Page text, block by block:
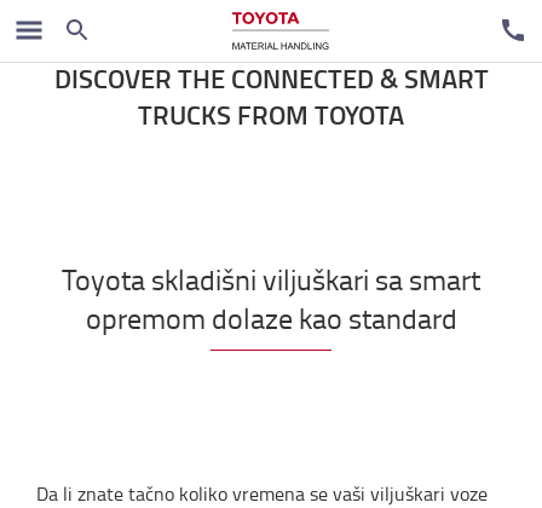
Pametna logistika
DISCOVER THE CONNECTED & SMART
TRUCKS FROM TOYOTA
Toyota skladišni viljuškari sa smart
opremom dolaze kao standard
Da li znate tačno koliko vremena se vaši viljuškari voze